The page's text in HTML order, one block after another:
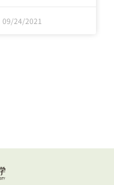
09/24/2021